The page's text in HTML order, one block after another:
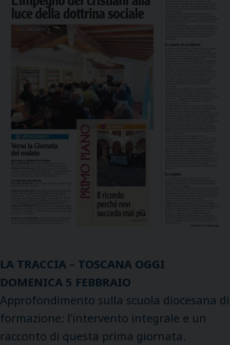
LA TRACCIA – TOSCANA OGGI
DOMENICA 5 FEBBRAIO
Approfondimento sulla scuola diocesana di
formazione: l’intervento integrale e un
racconto di questa prima giornata.